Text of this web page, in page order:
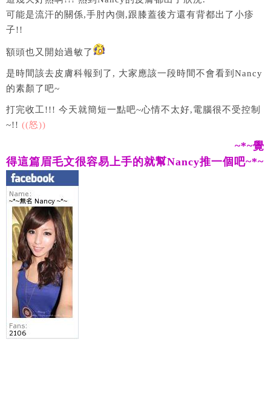
可能是流汗的關係,手肘內側,跟膝蓋後方還有背都出了小疹
子!!
額頭也又開始過敏了
是時間該去皮膚科報到了, 大家應該一段時間不會看到Nancy
的素顏了吧~
打完收工!!! 今天就簡短一點吧~心情不太好,電腦很不受控制
~!! ((怒))
~*~覺
得這篇眉毛文很容易上手的就幫Nancy推一個吧~*~